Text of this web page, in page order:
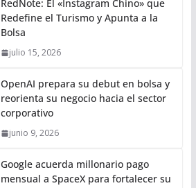
RedNote: El «Instagram Chino» que
Redefine el Turismo y Apunta a la
Bolsa
julio 15, 2026
OpenAI prepara su debut en bolsa y
reorienta su negocio hacia el sector
corporativo
junio 9, 2026
Google acuerda millonario pago
mensual a SpaceX para fortalecer su